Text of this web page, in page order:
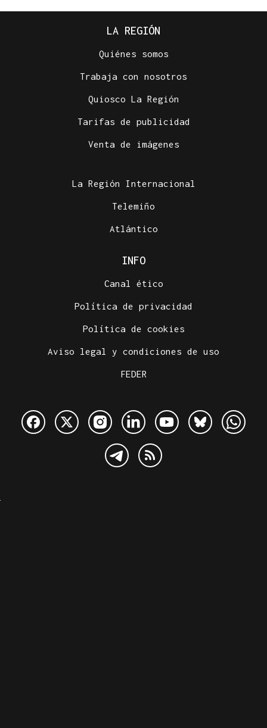
LA REGIÓN
Quiénes somos
Trabaja con nosotros
Quiosco La Región
Tarifas de publicidad
Venta de imágenes
La Región Internacional
Telemiño
Atlántico
INFO
Canal ético
Política de privacidad
Política de cookies
Aviso legal y condiciones de uso
FEDER